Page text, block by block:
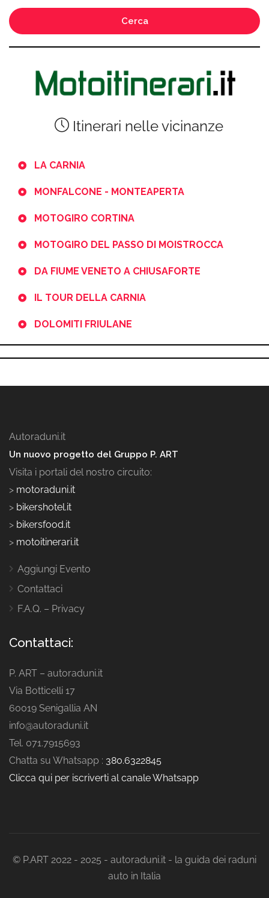
Cerca
Itinerari nelle vicinanze
LA CARNIA
MONFALCONE - MONTEAPERTA
MOTOGIRO CORTINA
MOTOGIRO DEL PASSO DI MOISTROCCA
DA FIUME VENETO A CHIUSAFORTE
IL TOUR DELLA CARNIA
DOLOMITI FRIULANE
Autoraduni.it
Un nuovo progetto del Gruppo P. ART
Visita i portali del nostro circuito:
> motoraduni.it
> bikershotel.it
> bikersfood.it
> motoitinerari.it
Aggiungi Evento
Contattaci
F.A.Q. – Privacy
Contattaci:
P. ART – autoraduni.it
Via Botticelli 17
60019 Senigallia AN
info@autoraduni.it
Tel. 071.7915693
Chatta su Whatsapp : 380.6322845
Clicca qui per iscriverti al canale Whatsapp
© P.ART 2022 - 2025 - autoraduni.it - la guida dei raduni
auto in Italia